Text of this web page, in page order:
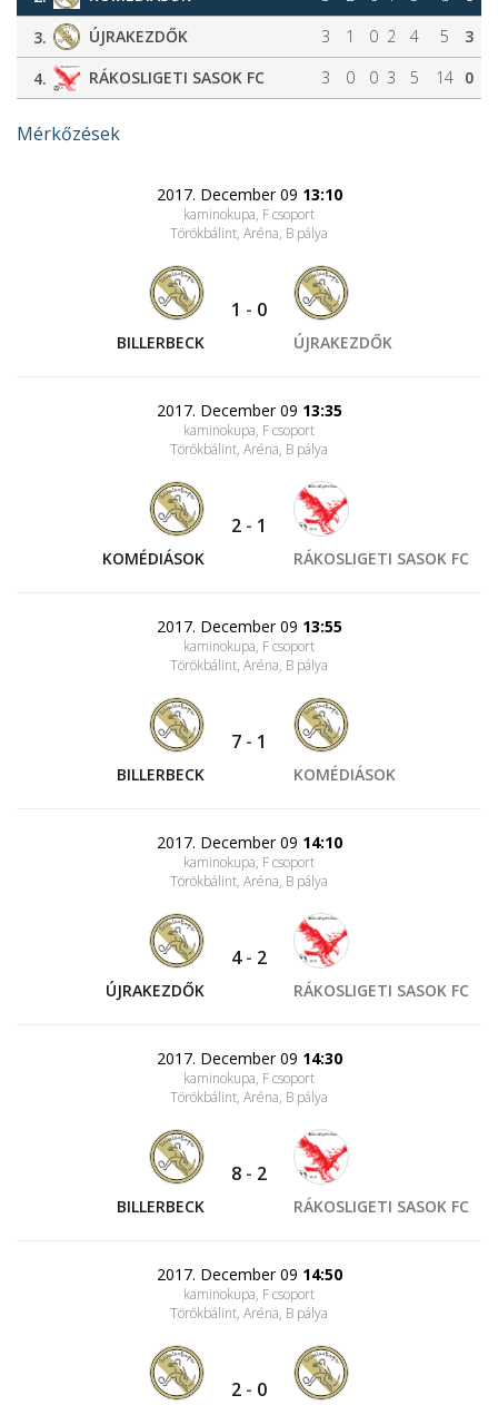
3.
ÚJRAKEZDŐK 3 1 0 2 4 5
3
4.
RÁKOSLIGETI SASOK FC 3 0 0 3 5 14 0
Mérkőzések
2017. December 09 13:10
kaminokupa, F csoport
Törökbálint, Aréna, B pálya
BILLERBECK
1 - 0
ÚJRAKEZDŐK
2017. December 09 13:35
kaminokupa, F csoport
Törökbálint, Aréna, B pálya
KOMÉDIÁSOK
2 - 1
RÁKOSLIGETI SASOK FC
2017. December 09 13:55
kaminokupa, F csoport
Törökbálint, Aréna, B pálya
BILLERBECK
7 - 1
KOMÉDIÁSOK
2017. December 09 14:10
kaminokupa, F csoport
Törökbálint, Aréna, B pálya
ÚJRAKEZDŐK
4- 2
RÁKOSLIGETI SASOK FC
2017. December 09 14:30
kaminokupa, F csoport
Törökbálint, Aréna, B pálya
BILLERBECK
8 - 2
RÁKOSLIGETI SASOK FC
2017. December 09 14:50
kaminokupa, F csoport
Törökbálint, Aréna, B pálya
2 - 0